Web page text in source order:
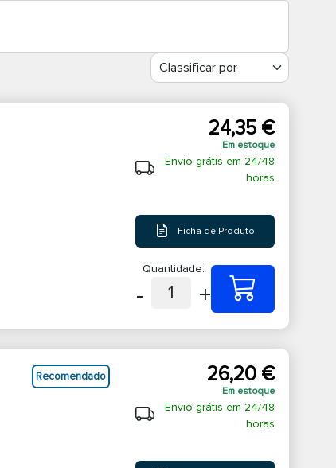
24,35 €
Em estoque
Envio grátis em 24/48
horas
Ficha de Produto
Quantidade:
- 1 +
Recomendado 26,20 €
Em estoque
Envio grátis em 24/48
horas